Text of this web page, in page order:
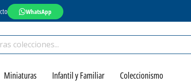
WhatsApp
Miniaturas Infantil y Familiar Coleccionismo